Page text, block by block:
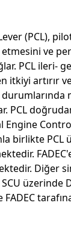
(PCL),
ve
PCL ileri-
itkiyi artırır
PCL
Engine
birlikte PCL
Diğer
üzerinde